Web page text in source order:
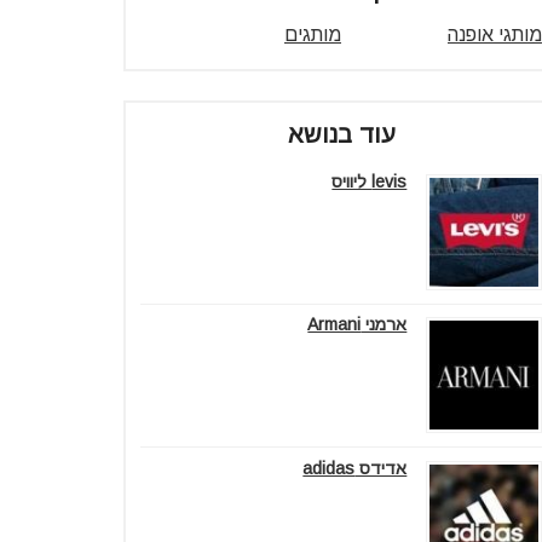
מותגי אופנה מותגים
עוד בנושא
levis ליוויס
ארמני Armani
אדידס adidas